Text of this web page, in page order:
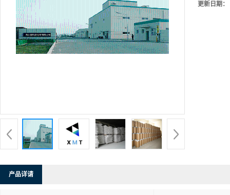
更新日期：
产品详请